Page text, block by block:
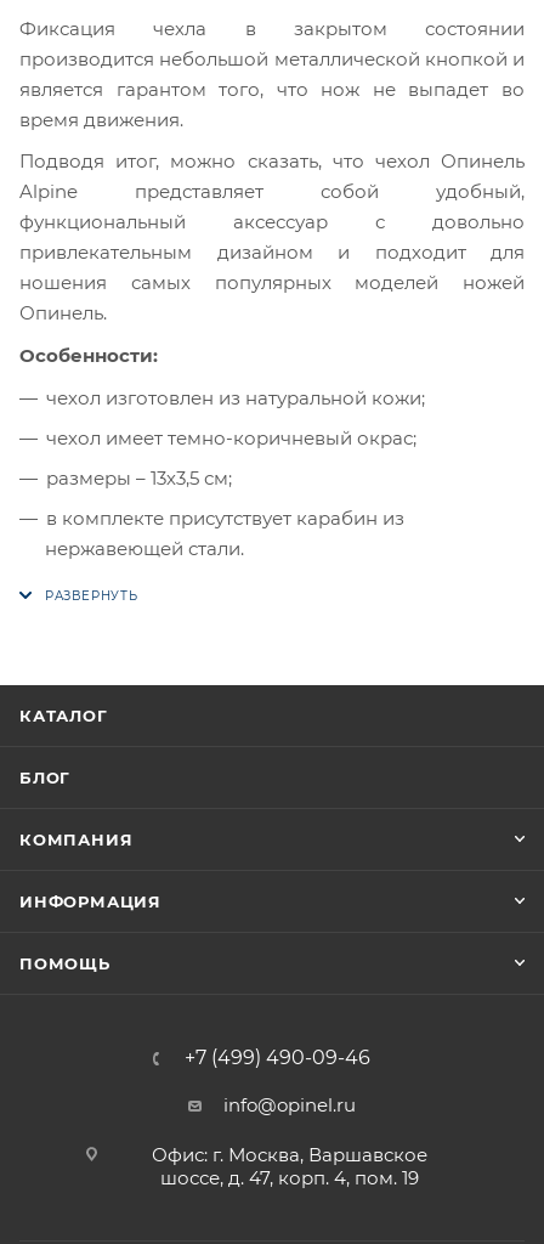
Фиксация чехла в закрытом состоянии
производится небольшой металлической кнопкой и
является гарантом того, что нож не выпадет во
время движения.
Подводя итог, можно сказать, что чехол Опинель
Alpine представляет собой удобный,
функциональный аксессуар с довольно
привлекательным дизайном и подходит для
ношения самых популярных моделей ножей
Опинель.
Особенности:
чехол изготовлен из натуральной кожи;
чехол имеет темно-коричневый окрас;
размеры – 13х3,5 см;
в комплекте присутствует карабин из
нержавеющей стали.
КАТАЛОГ
БЛОГ
КОМПАНИЯ
ИНФОРМАЦИЯ
ПОМОЩЬ
+7 (499) 490-09-46
info@opinel.ru
Офис: г. Москва, Варшавское
шоссе, д. 47, корп. 4, пом. 19